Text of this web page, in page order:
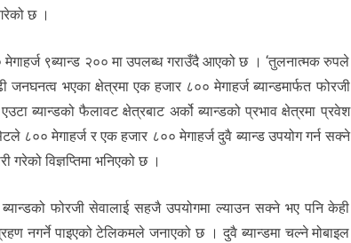
छ ।
९ब्यान्ड २०० मा उपलब्ध गराउँदै आएको छ । ‘तुलनात्मक रुपले
भएका क्षेत्रमा एक हजार ८०० मेगाहर्ज ब्यान्डमार्फत फोरजी
ब्यान्डको फैलावट क्षेत्रबाट अर्को ब्यान्डको प्रभाव क्षेत्रमा प्रवेश
८०० मेगाहर्ज र एक हजार ८०० मेगाहर्ज दुवै ब्यान्ड उपयोग गर्न सक्ने
विज्ञप्तिमा भनिएको छ ।
फोरजी सेवालाई सहजै उपयोगमा ल्याउन सक्ने भए पनि केही
नगर्ने पाइएको टेलिकमले जनाएको छ । दुवै ब्यान्डमा चल्ने मोबाइल